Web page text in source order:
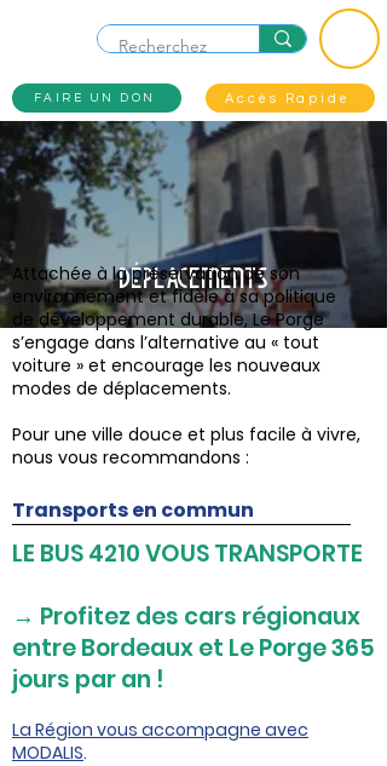
FAIRE UN DON Accès Rapide
DÉPLACEMENTS
Attachée à la préservation de son
environnement et fidèle à sa politique
de développement durable, Le Porge
s’engage dans l’alternative au « tout
voiture » et encourage les nouveaux
modes de déplacements.
Pour une ville douce et plus facile à vivre,
nous vous recommandons :
Transports en commun
LE BUS 4210 VOUS TRANSPORTE
→ Profitez des cars régionaux
entre Bordeaux et Le Porge 365
jours par an !
La Région vous accompagne avec
MODALIS.